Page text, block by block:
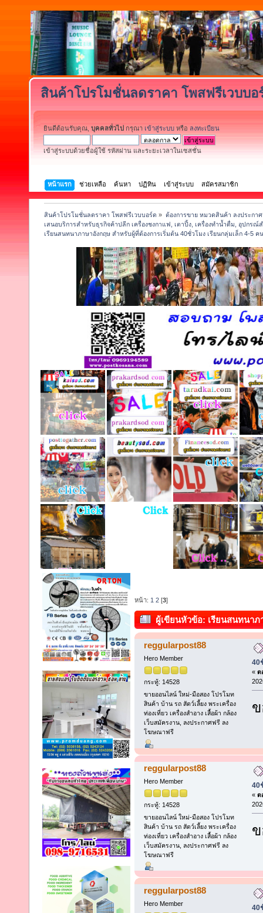
สินค้าโปรโมชั่นลดราคา โพสฟรีเวบบอ
ยินดีต้อนรับคุณ, บุคคลทั่วไป กรุณา เข้าสู่ระบบ หรือ ลงทะเบียน
เข้าสู่ระบบด้วยชื่อผู้ใช้ รหัสผ่าน และระยะเวลาในเซสชั่น
หน้าแรก ช่วยเหลือ ค้นหา ปฏิทิน เข้าสู่ระบบ สมัครสมาชิก
สินค้าโปรโมชั่นลดราคา โพสฟรีเวบบอร์ด » ต้องการขาย หมวดสินค้า ลงประกา
เสนอบริการสำหรับธุรกิจค้าปลีก เครื่องชงกาแฟ, เตาปิ้ง, เครื่องทำน้ำดื่ม, อุปกรณ์
เรียนสนทนาภาษาอังกฤษ สำหรับผู้ที่ต้องการเริ่มต้น 40ชั่วโมง เรียนกลุ่มเล็ก 4-5 ค
หน้า: 1 2 [3]
ผู้เขียนหัวข้อ: เรียนสนทนาภ
4-5 คน (อ่าน 1256 ครั้ง)
reggularpost88
Hero Member
กระทู้: 14528
ขายออนไลน์ ใหม่-มือสอง โปรโมท
สินค้า บ้าน รถ สัตว์เลี้ยง พระเครื่อง
ท่องเที่ยว เครื่องสำอาง เสื้อผ้า กล้อง
เว็บสมัครงาน, ลงประกาศฟรี ลง
โฆษณาฟรี
40
« ต
reggularpost88
Hero Member
กระทู้: 14528
ขายออนไลน์ ใหม่-มือสอง โปรโมท
สินค้า บ้าน รถ สัตว์เลี้ยง พระเครื่อง
ท่องเที่ยว เครื่องสำอาง เสื้อผ้า กล้อง
เว็บสมัครงาน, ลงประกาศฟรี ลง
โฆษณาฟรี
40
« ต
reggularpost88
Hero Member
40